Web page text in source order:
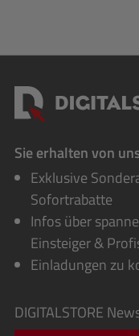
Sie erhalten von
Exklusive
Sofortrabatte
Infos über
Einsteiger &
Einladungen zu
DIGITALSTORE